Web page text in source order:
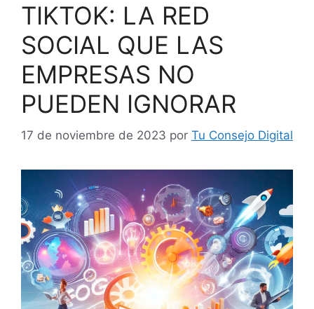
TIKTOK: LA RED
SOCIAL QUE LAS
EMPRESAS NO
PUEDEN IGNORAR
17 de noviembre de 2023 por Tu Consejo Digital